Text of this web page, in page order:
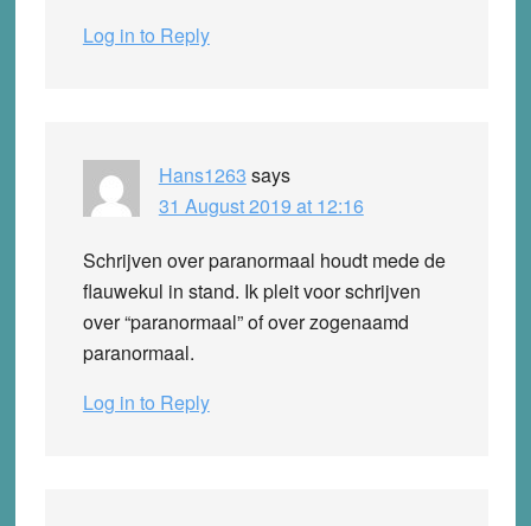
Log in to Reply
Hans1263 says
31 August 2019 at 12:16
Schrijven over paranormaal houdt mede de
flauwekul in stand. Ik pleit voor schrijven
over “paranormaal” of over zogenaamd
paranormaal.
Log in to Reply